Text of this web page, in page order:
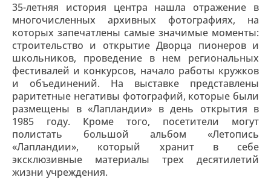
35-летняя история центра нашла отражение в
многочисленных архивных фотографиях, на
которых запечатлены самые значимые моменты:
строительство и открытие Дворца пионеров и
школьников, проведение в нем региональных
фестивалей и конкурсов, начало работы кружков
и объединений. На выставке представлены
раритетные негативы фотографий, которые были
размещены в «Лапландии» в день открытия в
1985 году. Кроме того, посетители могут
полистать большой альбом «Летопись
«Лапландии», который хранит в себе
эксклюзивные материалы трех десятилетий
жизни учреждения.